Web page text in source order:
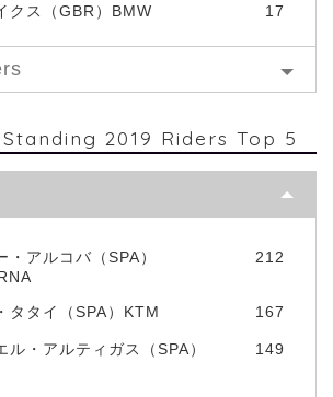
クス（GBR）BMW 17
Standing 2019 Riders Top 5
・アルコバ（SPA）
212
タタイ（SPA）KTM 167
ル・アルティガス（SPA）
149